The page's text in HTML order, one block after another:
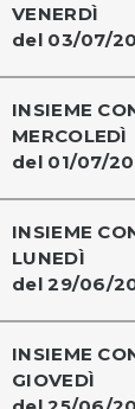
VENERDÌ
del 03/07/
INSIEME
MERCOLEDÌ
del 01/07/
INSIEME
LUNEDÌ
del 29/06/
INSIEME
GIOVEDÌ